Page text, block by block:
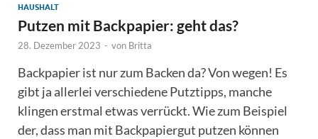
HAUSHALT
Putzen mit Backpapier: geht das?
28. Dezember 2023 - von Britta
Backpapier ist nur zum Backen da? Von wegen! Es
gibt ja allerlei verschiedene Putztipps, manche
klingen erstmal etwas verrückt. Wie zum Beispiel
der, dass man mit Backpapiergut putzen können